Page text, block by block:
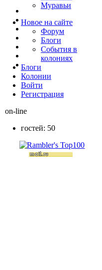
Муравьи
Новое на сайте
Форум
Блоги
События в
колониях
Блоги
Колонии
Войти
Peгиcтpaция
on-line
гостей: 50